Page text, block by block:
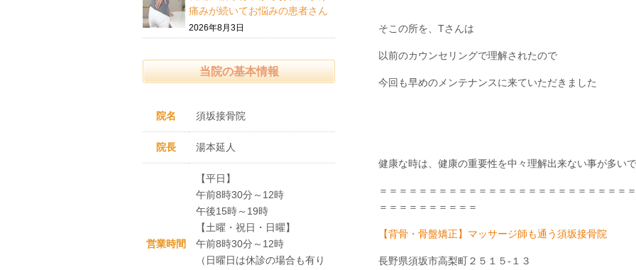
そこの所を、Tさんは
以前のカウンセリングで理解されたので
今回も早めのメンテナンスに来ていただきました
健康な時は、健康の重要性を中々理解出来ない事が多いで
＝＝＝＝＝＝＝＝＝＝＝＝＝＝＝＝＝＝＝＝＝＝＝＝＝
＝＝＝＝＝＝＝＝＝＝
【背骨・骨盤矯正】マッサージ師も通う須坂接骨院
長野県須坂市高梨町２５１５-１３
痛みが続いてお悩みの患者さん
2026年8月3日
当院の基本情報
院名 須坂接骨院
院長 湯本延人
営業時間
【平日】
午前8時30分～12時
午後15時～19時
【土曜・祝日・日曜】
午前8時30分～12時
（日曜日は休診の場合も有り